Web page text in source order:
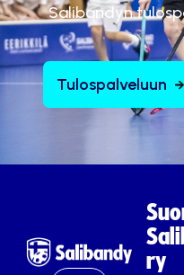
Salibandyn
Tulospalveluun
ry